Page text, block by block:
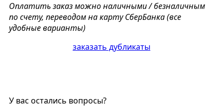
Оплатить заказ можно наличными / безналичным
по счету, переводом на карту СберБанка (все
удобные варианты)
заказать дубликаты
У вас остались вопросы?